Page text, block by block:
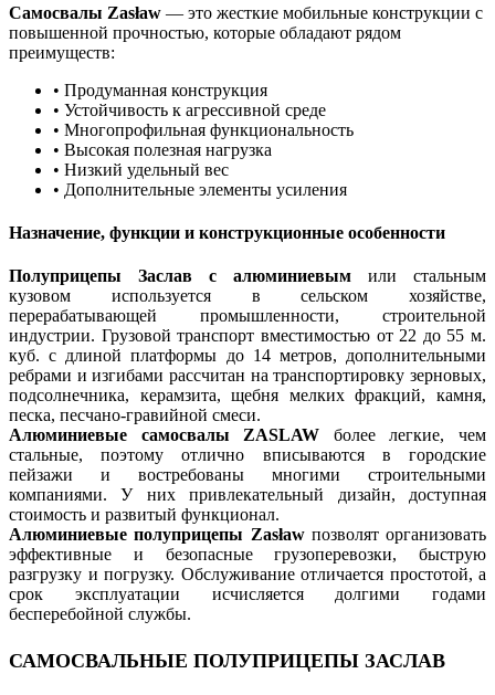
Самосвалы Zasław — это жесткие мобильные конструкции с
повышенной прочностью, которые обладают рядом
преимуществ:
• Продуманная конструкция
• Устойчивость к агрессивной среде
• Многопрофильная функциональность
• Высокая полезная нагрузка
• Низкий удельный вес
• Дополнительные элементы усиления
Назначение, функции и конструкционные особенности
Полуприцепы Заслав с алюминиевым или стальным
кузовом используется в сельском хозяйстве,
перерабатывающей промышленности, строительной
индустрии. Грузовой транспорт вместимостью от 22 до 55 м.
куб. с длиной платформы до 14 метров, дополнительными
ребрами и изгибами рассчитан на транспортировку зерновых,
подсолнечника, керамзита, щебня мелких фракций, камня,
песка, песчано-гравийной смеси.
Алюминиевые самосвалы ZASLAW более легкие, чем
стальные, поэтому отлично вписываются в городские
пейзажи и востребованы многими строительными
компаниями. У них привлекательный дизайн, доступная
стоимость и развитый функционал.
Алюминиевые полуприцепы Zasławпозволят организовать
эффективные и безопасные грузоперевозки, быструю
разгрузку и погрузку. Обслуживание отличается простотой, а
срок эксплуатации исчисляется долгими годами
бесперебойной службы.
САМОСВАЛЬНЫЕ ПОЛУПРИЦЕПЫ ЗАСЛАВ